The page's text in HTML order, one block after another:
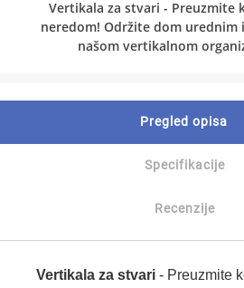
Vertikala za stvari - Preuzmite
neredom! Održite dom urednim
našom vertikalnom
Pregled opisa
Specifikacije
Recenzije
Vertikala za stvari - Preuzmite